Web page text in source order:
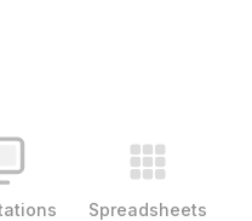
Spreadsheets